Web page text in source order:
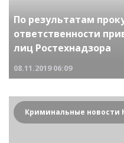
По результатам
ответственности
лиц Ростехнадзора
08.11.2019 06:09